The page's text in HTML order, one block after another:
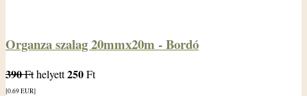
Organza szalag 20mmx20m - Bordó
390Fthelyett250Ft
[0.69EUR]